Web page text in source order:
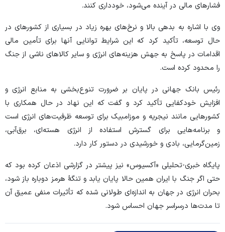
فشار‌های مالی در آینده می‌شود، خودداری کنند.
وی با اشاره به بدهی بالا و نرخ‌های بهره زیاد در بسیاری از کشور‌های در
حال توسعه، تأکید کرد که این شرایط توانایی آنها برای تأمین مالی
اقدامات در پاسخ به جهش هزینه‌های انرژی و سایر کالا‌های ناشی از جنگ
را محدود کرده است.
رئیس بانک جهانی در پایان بر ضرورت تنوع‌بخشی به منابع انرژی و
افزایش خودکفایی تأکید کرد و گفت که این نهاد در حال همکاری با
کشور‌هایی مانند نیجریه و موزامبیک برای توسعه ظرفیت‌های انرژی است
و برنامه‌هایی برای گسترش استفاده از انرژی هسته‌ای، برق‌آبی،
زمین‌گرمایی، بادی و خورشیدی در دستور کار دارد.
پایگاه خبری-تحلیلی «آکسیوس» نیز پیشتر در گزارشی اذعان کرده بود که
حتی اگر جنگ با ایران همین حالا پایان یابد و تنگهٔ هرمز دوباره باز شود،
بحران انرژی در جهان به اندازه‌ای طولانی شده که تأثیرات منفی عمیق آن
تا مدت‌ها درسراسر جهان احساس شود.